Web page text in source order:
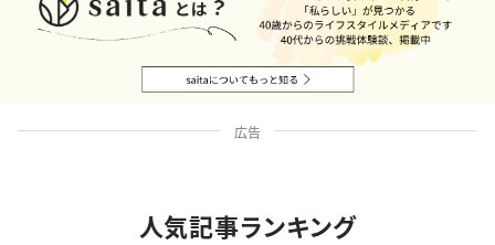
広告
人気記事ランキング